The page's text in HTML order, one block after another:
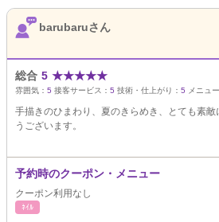
barubaruさん
総合 5 ★★★★★
雰囲気： 5 接客サービス： 5 技術・仕上がり： 5 メニュ
手描きのひまわり、夏のきらめき、とても素敵
うございます。
予約時のクーポン・メニュー
クーポン利用なし
ﾈｲﾙ